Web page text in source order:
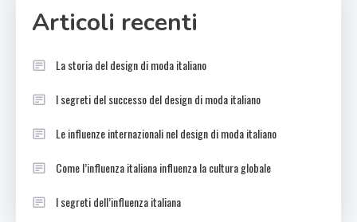
Articoli recenti
La storia del design di moda italiano
I segreti del successo del design di moda italiano
Le influenze internazionali nel design di moda italiano
Come l’influenza italiana influenza la cultura globale
I segreti dell’influenza italiana